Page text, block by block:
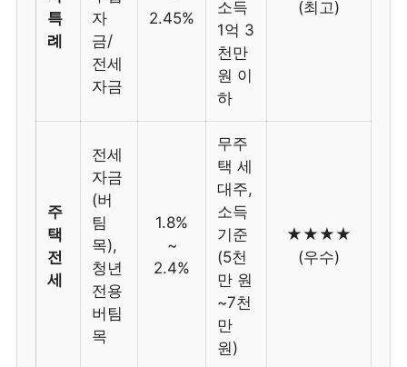
특
례
자
금/
전세
자금
2.45%
소득
1억 3
천만
원 이
하
(최고)
주
택
전
세
전세
자금
(버
팀
목),
청년
전용
버팀
목
1.8%
~
2.4%
무주
택 세
대주,
소득
기준
(5천
만 원
~7천
만
원)
★★★★
(우수)